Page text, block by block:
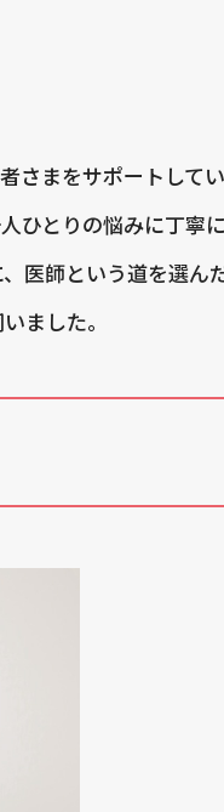
さまをサポートして
ひとりの悩みに丁寧
医師という道を選ん
ました。